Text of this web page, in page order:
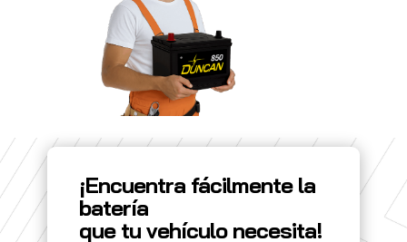
¡Encuentra fácilmente la
batería
que tu vehículo necesita!